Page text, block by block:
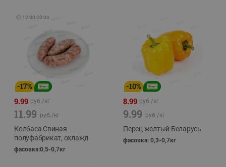
🕘 12:00-20:00
-17%
9.99 руб./кг
11.99 руб./кг
Колбаса Свиная
полуфабрикат, охлажд
фасовка:0,5-0,7кг
-10%
8.99 руб./кг
9.99 руб./кг
Перец желтый Беларусь
фасовка: 0,3-0,7кг